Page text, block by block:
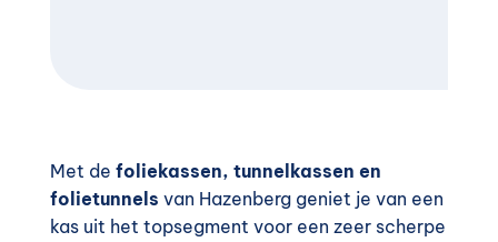
Met de foliekassen, tunnelkassen en
folietunnels van Hazenberg geniet je van een
kas uit het topsegment voor een zeer scherpe